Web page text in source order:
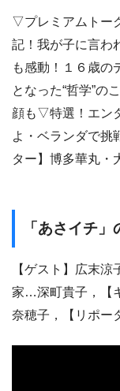
▽プレミアムトー
記！我が子に言わ
も感動！１６歳
となった“哲学”の
顔も▽特選！エン
よ・ベランダで挑
ター】博多華丸・
「あさイチ
【ゲスト】広末
家…深町貴子，【
奈穂子，【リポー